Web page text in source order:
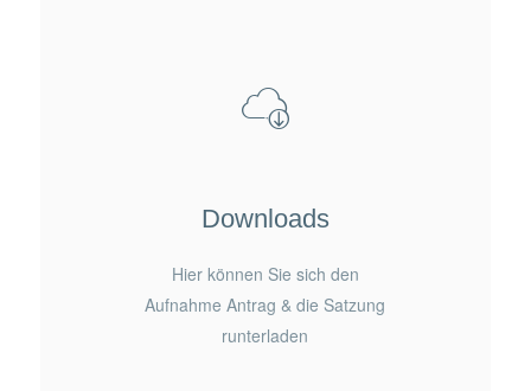
Downloads
Hier können Sie sich den
Aufnahme Antrag & die Satzung
runterladen